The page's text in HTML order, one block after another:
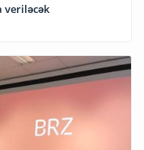
veriləcək